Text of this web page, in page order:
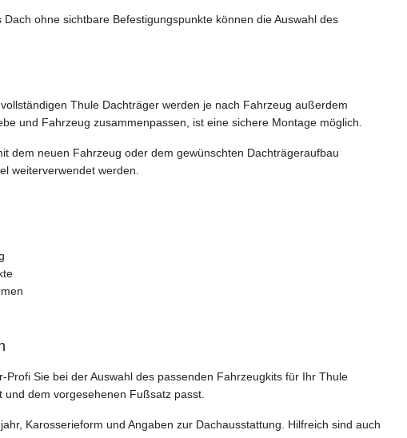
ohne sichtbare Befestigungspunkte können die Auswahl des
Thule Dachträger werden je nach Fahrzeug außerdem
und Fahrzeug zusammenpassen, ist eine sichere Montage möglich.
dem neuen Fahrzeug oder dem gewünschten Dachträgeraufbau
weiterverwendet werden.
Profi Sie bei der Auswahl des passenden Fahrzeugkits für Ihr Thule
dem vorgesehenen Fußsatz passt.
Karosserieform und Angaben zur Dachausstattung. Hilfreich sind auch